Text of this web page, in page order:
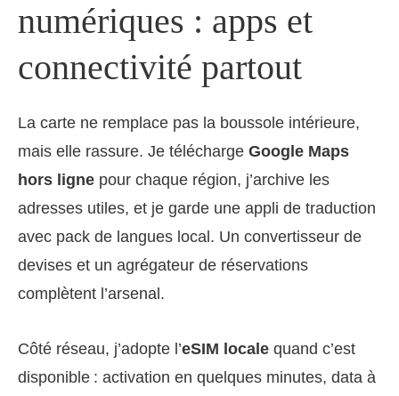
numériques : apps et
connectivité partout
La carte ne remplace pas la boussole intérieure,
mais elle rassure. Je télécharge Google Maps
hors ligne pour chaque région, j’archive les
adresses utiles, et je garde une appli de traduction
avec pack de langues local. Un convertisseur de
devises et un agrégateur de réservations
complètent l’arsenal.
Côté réseau, j’adopte l’eSIM locale quand c’est
disponible : activation en quelques minutes, data à